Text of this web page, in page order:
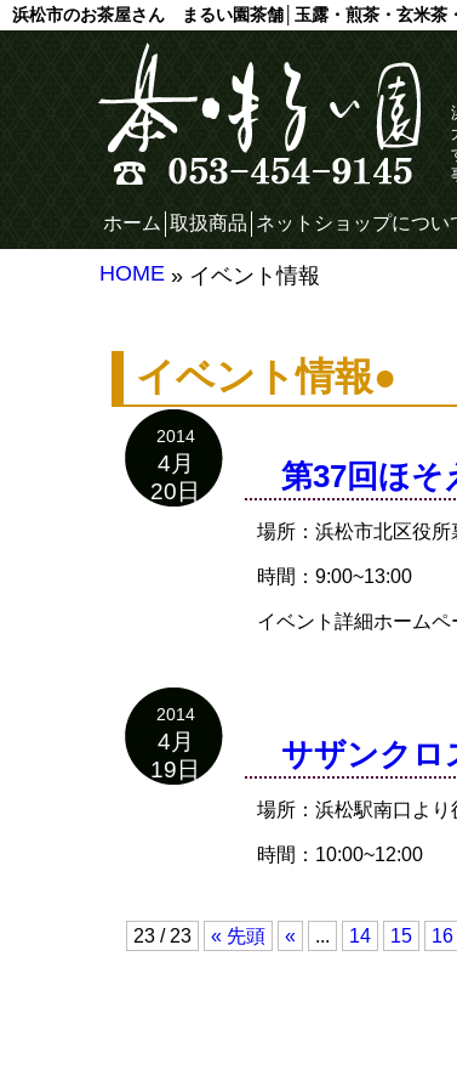
浜松市のお茶屋さん まるい園茶舗│玉露・煎茶・玄米
ホーム 取扱商品 ネットショップについ
HOME » イベント情報
イベント情報●
2014
4月
20日
第37回ほそ
場所：浜松市北区役
時間：9:00~13:00
イベント詳細ホームペ
2014
4月
19日
サザンクロ
場所：浜松駅南口よ
時間：10:00~12:00
23 / 23 « 先頭 « ... 14 15 16